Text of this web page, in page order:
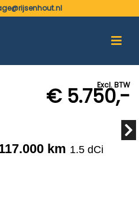
Excl. BTW
€ 5.750,-
km 1.5 dCi